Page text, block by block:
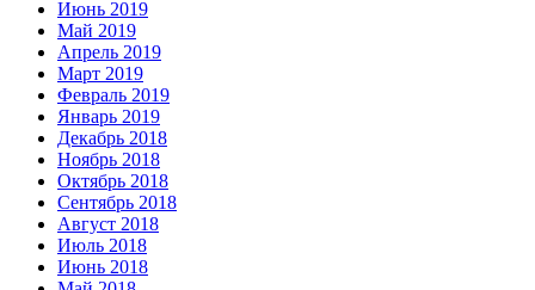
Июнь 2019
Май 2019
Апрель 2019
Март 2019
Февраль 2019
Январь 2019
Декабрь 2018
Ноябрь 2018
Октябрь 2018
Сентябрь 2018
Август 2018
Июль 2018
Июнь 2018